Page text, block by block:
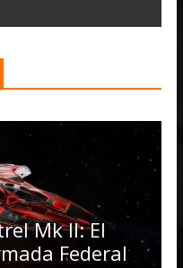
Noticias
Elite
actualización
Operations,
numerosas